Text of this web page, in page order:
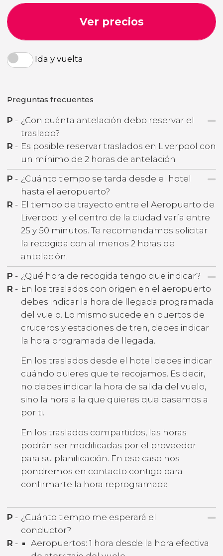
Ver precios
Ida y vuelta
Preguntas frecuentes
P - ¿Con cuánta antelación debo reservar el
traslado?
R - Es posible reservar traslados en Liverpool con
un mínimo de 2 horas de antelación
P - ¿Cuánto tiempo se tarda desde el hotel
hasta el aeropuerto?
R - El tiempo de trayecto entre el Aeropuerto de
Liverpool y el centro de la ciudad varía entre
25 y 50 minutos. Te recomendamos solicitar
la recogida con al menos 2 horas de
antelación.
P - ¿Qué hora de recogida tengo que indicar?
R - En los traslados con origen en el aeropuerto
debes indicar la hora de llegada programada
del vuelo. Lo mismo sucede en puertos de
cruceros y estaciones de tren, debes indicar
la hora programada de llegada.
En los traslados desde el hotel debes indicar
cuándo quieres que te recojamos. Es decir,
no debes indicar la hora de salida del vuelo,
sino la hora a la que quieres que pasemos a
por ti.
En los traslados compartidos, las horas
podrán ser modificadas por el proveedor
para su planificación. En ese caso nos
pondremos en contacto contigo para
confirmarte la hora reprogramada.
P - ¿Cuánto tiempo me esperará el
conductor?
R -
Aeropuertos: 1 hora desde la hora efectiva